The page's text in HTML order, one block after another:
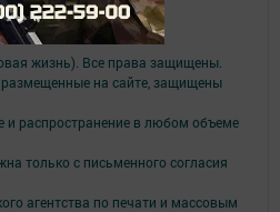
жизнь). Все права защищены.
на сайте, защищены
и распространение в любом объеме
только с письменного согласия
агентства по печати и массовым